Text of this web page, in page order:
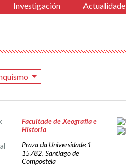
Investigación Actualidade
Facultade de Xeografía e
Historia
Praza da Universidade 1
15782. Santiago de
Compostela